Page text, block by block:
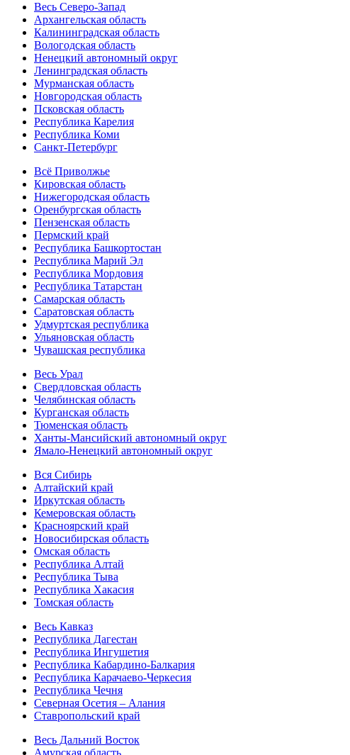
Весь Северо-Запад
Архангельская область
Калининградская область
Вологодская область
Ненецкий автономный округ
Ленинградская область
Мурманская область
Новгородская область
Псковская область
Республика Карелия
Республика Коми
Санкт-Петербург
Всё Приволжье
Кировская область
Нижегородская область
Оренбургская область
Пензенская область
Пермский край
Республика Башкортостан
Республика Марий Эл
Республика Мордовия
Республика Татарстан
Самарская область
Саратовская область
Удмуртская республика
Ульяновская область
Чувашская республика
Весь Урал
Свердловская область
Челябинская область
Курганская область
Тюменская область
Ханты-Мансийский автономный округ
Ямало-Ненецкий автономный округ
Вся Сибирь
Алтайский край
Иркутская область
Кемеровская область
Красноярский край
Новосибирская область
Омская область
Республика Алтай
Республика Тыва
Республика Хакасия
Томская область
Весь Кавказ
Республика Дагестан
Республика Ингушетия
Республика Кабардино-Балкария
Республика Карачаево-Черкесия
Республика Чечня
Северная Осетия – Алания
Ставропольский край
Весь Дальний Восток
Амурская область